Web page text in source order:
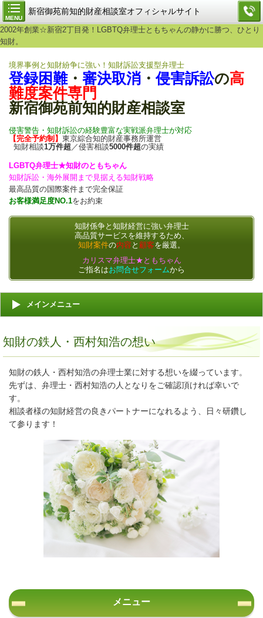
MENU
新宿御苑前知的財産相談室オフィシャルサイト
2002年創業☆新宿2丁目発！LGBTQ弁理士ともちゃんの静かに勝つ、ひとり
知財。
境界事例と知財紛争に強い！知財訴訟支援型弁理士
登録困難・ 審決取消 ・侵害訴訟の高
難度案件専門
新宿御苑前知的財産相談室
侵害警告・知財訴訟の経験豊富な実戦派弁理士が対応
【完全予約制】 東京綜合知的財産事務所運営
知財相談1万件超 ／侵害相談5000件超の実績
LGBTQ弁理士★知財のともちゃん
知財訴訟・海外展開まで見据える知財戦略
最高品質の国際案件まで完全保証
お客様満足度NO.1をお約束
知財係争と知財経営に強い弁理士
高品質サービスを維持するため、
知財案件の内容 と 顧客を厳選。
カリスマ弁理士★ともちゃん
ご指名はお問合せフォームから
メインメニュー
知財の鉄人・西村知浩の想い
知財の鉄人・西村知浩の弁理士業に対する想いを綴っています。
先ずは、弁理士・西村知浩の人となりをご確認頂ければ幸いで
す。
相談者様の知財経営の良きパートナーになれるよう、日々研鑽し
て参ります！
メニュー